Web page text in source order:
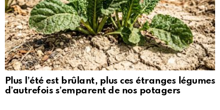
Plus l’été est brûlant, plus ces étranges légumes
d’autrefois s’emparent de nos potagers